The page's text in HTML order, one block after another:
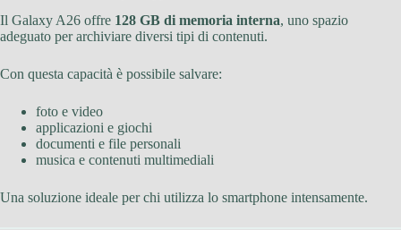
Il Galaxy A26 offre 128 GB di memoria interna, uno spazio
adeguato per archiviare diversi tipi di contenuti.
Con questa capacità è possibile salvare:
foto e video
applicazioni e giochi
documenti e file personali
musica e contenuti multimediali
Una soluzione ideale per chi utilizza lo smartphone intensamente.